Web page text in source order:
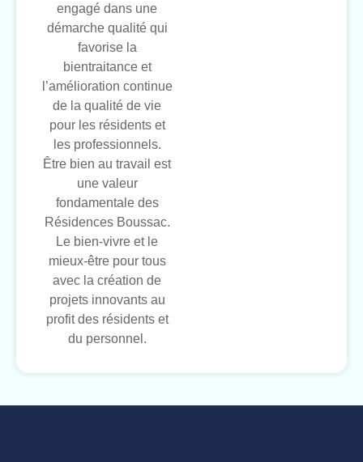
engagé dans une
démarche qualité qui
favorise la
bientraitance et
l’amélioration continue
de la qualité de vie
pour les résidents et
les professionnels.
Être bien au travail est
une valeur
fondamentale des
Résidences Boussac.
Le bien-vivre et le
mieux-être pour tous
avec la création de
projets innovants au
profit des résidents et
du personnel.